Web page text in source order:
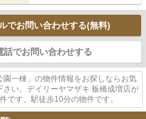
でお問い合わせする(無料)
話でお問い合わせする
園一棟」の物件情報をお探しならお気
さい。デイリーヤマザキ 板橋成増店が
です。駅徒歩10分の物件です。